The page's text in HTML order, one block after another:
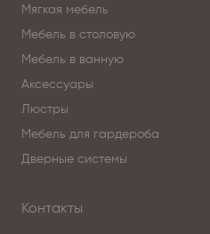
Мягкая мебель
Мебель в столовую
Мебель в ванную
Аксессуары
Люстры
Мебель для гардероба
Дверные системы
Контакты